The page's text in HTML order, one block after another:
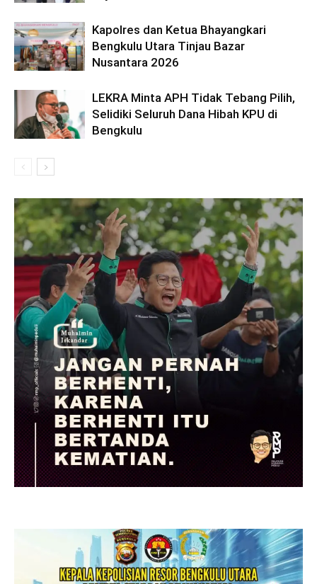
Kapolres dan Ketua Bhayangkari
Bengkulu Utara Tinjau Bazar
Nusantara 2026
LEKRA Minta APH Tidak Tebang Pilih,
Selidiki Seluruh Dana Hibah KPU di
Bengkulu